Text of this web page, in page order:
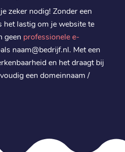
zeker nodig! Zonder een
het lastig om je website te
geen professionele e-
naam@bedrijf.nl. Met een
en het draagt bij
een domeinnaam /